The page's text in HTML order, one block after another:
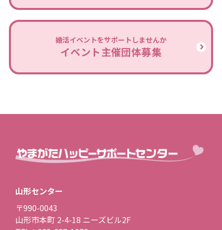
婚活イベントをサポートしませんか
イベント主催団体募集
山形センター
〒990-0043
山形市本町 2-4-18 ニーズビル2F